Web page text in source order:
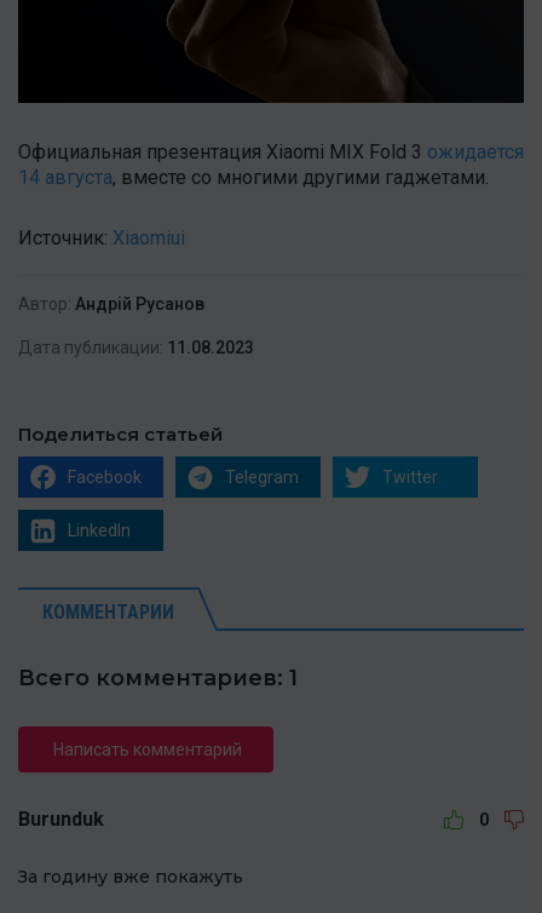
Официальная презентация Xiaomi MIX Fold 3 ожидается
14 августа, вместе со многими другими гаджетами.
Источник: Xiaomiui
Автор: Андрій Русанов
Дата публикации: 11.08.2023
Поделиться статьей
Facebook Telegram Twitter
LinkedIn
КОММЕНТАРИИ
Всего комментариев: 1
Написать комментарий
Burunduk 0
За годину вже покажуть